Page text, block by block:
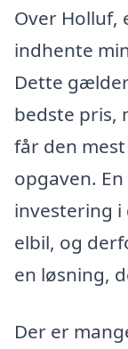
Over Holluf,
indhente
Dette
bedste pris,
får den
opgaven.
investering
elbil, og
en løsning,
Der er